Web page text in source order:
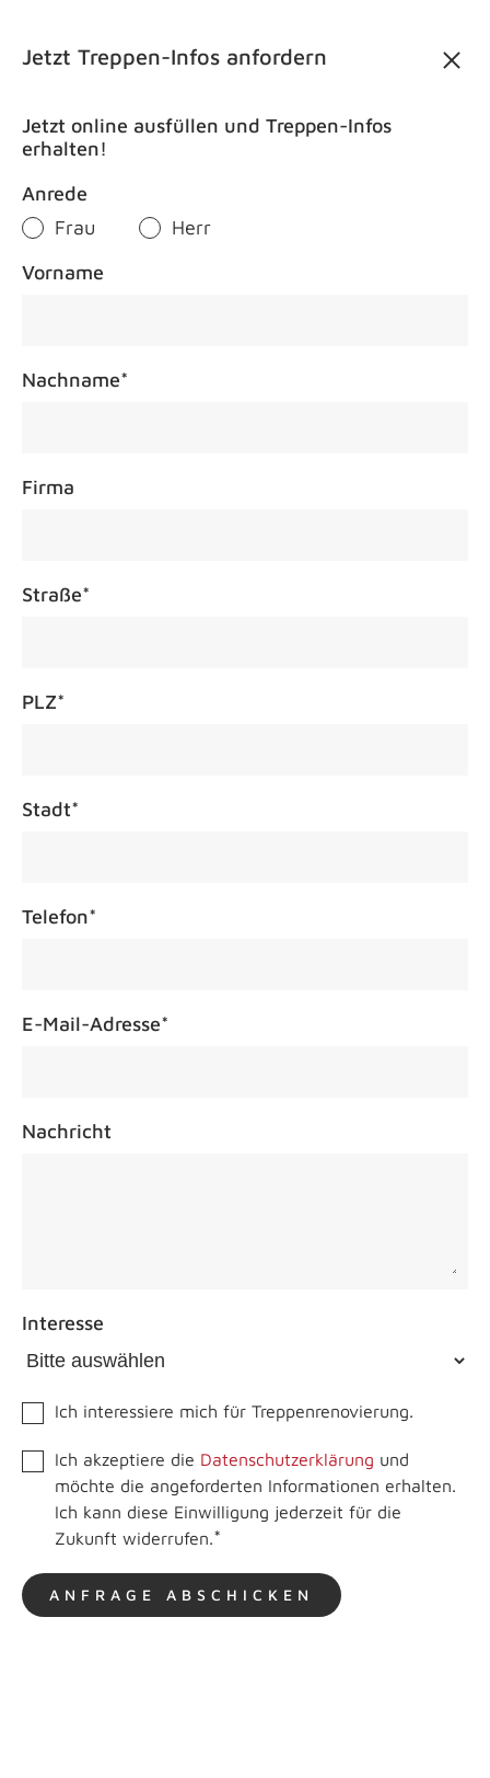
Jetzt Treppen-Infos anfordern
Jetzt online ausfüllen und Treppen-Infos
erhalten!
Anrede
Frau
Herr
Vorname
Nachname*
Firma
Straße*
PLZ*
Stadt*
Telefon*
E-Mail-Adresse*
Nachricht
Interesse
Ich interessiere mich für Treppenrenovierung.
Ich akzeptiere die Datenschutzerklärung und
möchte die angeforderten Informationen erhalten.
Ich kann diese Einwilligung jederzeit für die
Zukunft widerrufen.*